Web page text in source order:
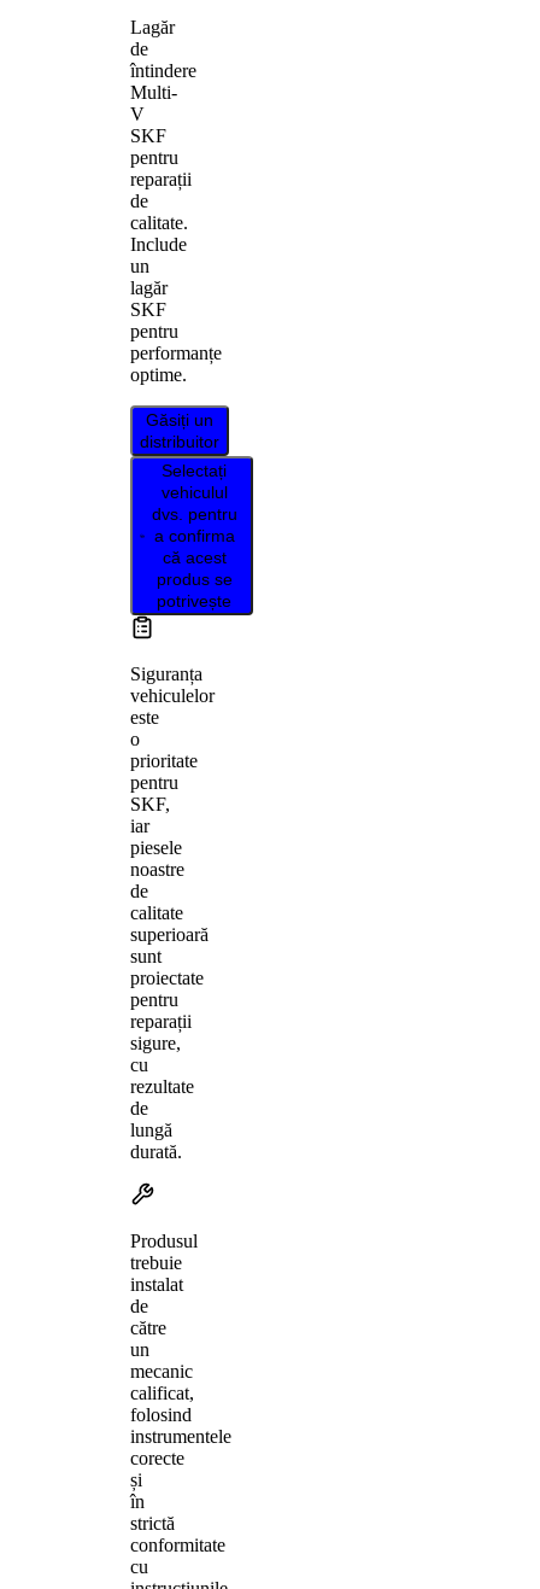
Lagăr
de
întindere
Multi-
V
SKF
pentru
reparații
de
calitate.
Include
un
lagăr
SKF
pentru
performanțe
optime.
Găsiți un
distribuitor
Selectați
vehiculul
dvs. pentru
a confirma
că acest
produs se
potrivește
Siguranța
vehiculelor
este
o
prioritate
pentru
SKF,
iar
piesele
noastre
de
calitate
superioară
sunt
proiectate
pentru
reparații
sigure,
cu
rezultate
de
lungă
durată.
Produsul
trebuie
instalat
de
către
un
mecanic
calificat,
folosind
instrumentele
corecte
și
în
strictă
conformitate
cu